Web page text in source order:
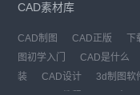
CAD素材库
CAD制图 CAD正版
图初学入门
CAD是什么
装
CAD设计 3d制图软